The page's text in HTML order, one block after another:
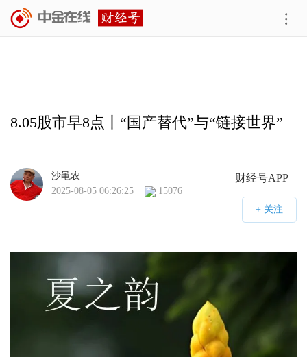
8.05股市早8点丨“国产替代”与“链接世界”
财经号APP
沙黾农
2025-08-05 06:26:25
15076